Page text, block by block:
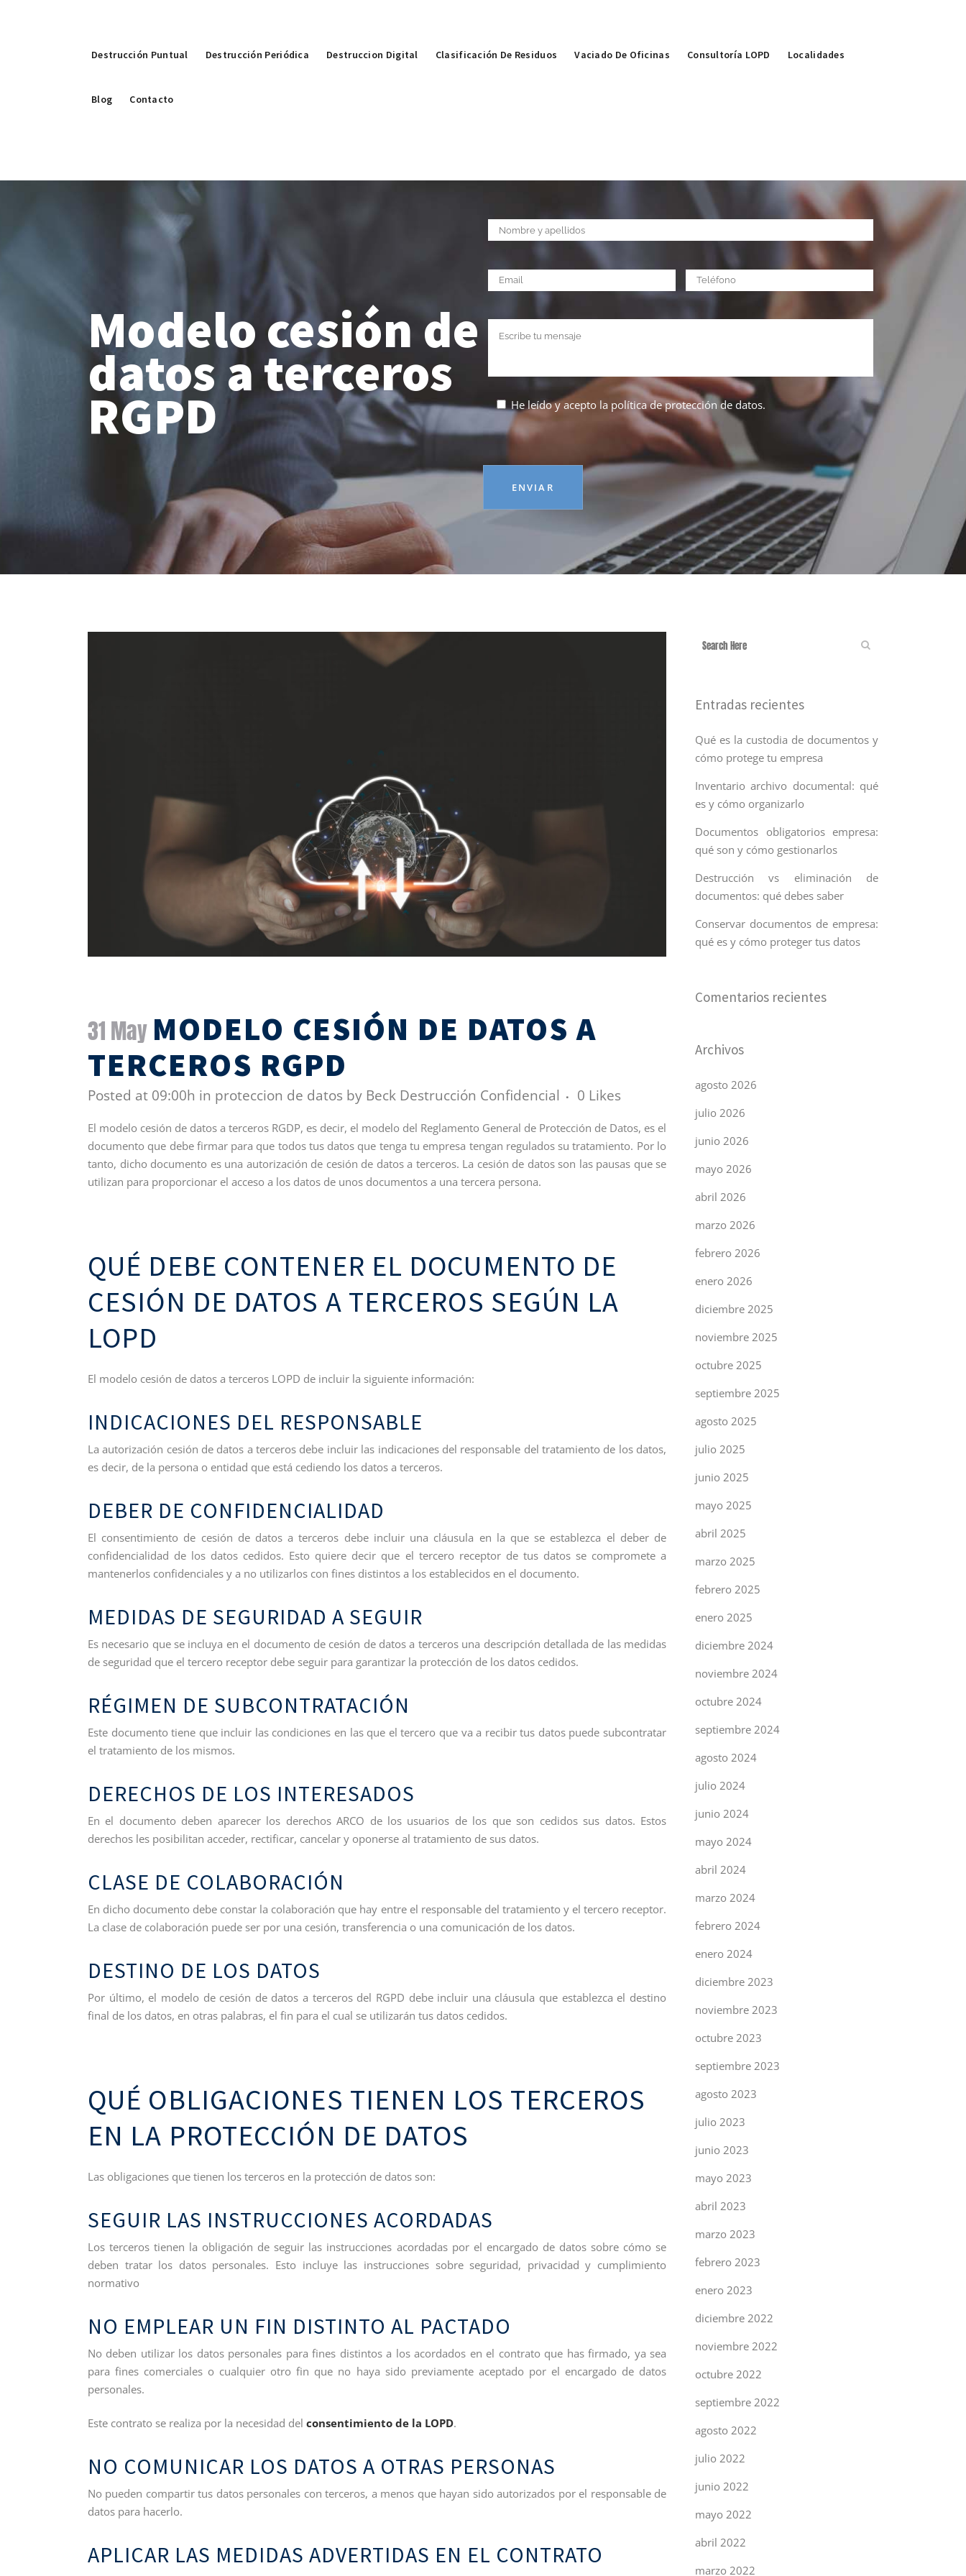
Destrucción Puntual Destrucción Periódica Destruccion Digital Clasificación De Residuos Vaciado De Oficinas Consultoría LOPD Localidades
Blog Contacto
Modelo cesión de
datos a terceros
RGPD He leído y acepto la política de protección de datos.
31 May MODELO CESIÓN DE DATOS A
TERCEROS RGPD
Posted at 09:00h in proteccion de datos by Beck Destrucción Confidencial 0 Likes
El modelo cesión de datos a terceros RGDP, es decir, el modelo del Reglamento General de Protección de Datos, es el
documento que debe firmar para que todos tus datos que tenga tu empresa tengan regulados su tratamiento. Por lo
tanto, dicho documento es una autorización de cesión de datos a terceros. La cesión de datos son las pausas que se
utilizan para proporcionar el acceso a los datos de unos documentos a una tercera persona.
QUÉ DEBE CONTENER EL DOCUMENTO DE
CESIÓN DE DATOS A TERCEROS SEGÚN LA
LOPD
El modelo cesión de datos a terceros LOPD de incluir la siguiente información:
INDICACIONES DEL RESPONSABLE
La autorización cesión de datos a terceros debe incluir las indicaciones del responsable del tratamiento de los datos,
es decir, de la persona o entidad que está cediendo los datos a terceros.
DEBER DE CONFIDENCIALIDAD
El consentimiento de cesión de datos a terceros debe incluir una cláusula en la que se establezca el deber de
confidencialidad de los datos cedidos. Esto quiere decir que el tercero receptor de tus datos se compromete a
mantenerlos confidenciales y a no utilizarlos con fines distintos a los establecidos en el documento.
MEDIDAS DE SEGURIDAD A SEGUIR
Es necesario que se incluya en el documento de cesión de datos a terceros una descripción detallada de las medidas
de seguridad que el tercero receptor debe seguir para garantizar la protección de los datos cedidos.
RÉGIMEN DE SUBCONTRATACIÓN
Este documento tiene que incluir las condiciones en las que el tercero que va a recibir tus datos puede subcontratar
el tratamiento de los mismos.
DERECHOS DE LOS INTERESADOS
En el documento deben aparecer los derechos ARCO de los usuarios de los que son cedidos sus datos. Estos
derechos les posibilitan acceder, rectificar, cancelar y oponerse al tratamiento de sus datos.
CLASE DE COLABORACIÓN
En dicho documento debe constar la colaboración que hay entre el responsable del tratamiento y el tercero receptor.
La clase de colaboración puede ser por una cesión, transferencia o una comunicación de los datos.
DESTINO DE LOS DATOS
Por último, el modelo de cesión de datos a terceros del RGPD debe incluir una cláusula que establezca el destino
final de los datos, en otras palabras, el fin para el cual se utilizarán tus datos cedidos.
QUÉ OBLIGACIONES TIENEN LOS TERCEROS
EN LA PROTECCIÓN DE DATOS
Las obligaciones que tienen los terceros en la protección de datos son:
SEGUIR LAS INSTRUCCIONES ACORDADAS
Los terceros tienen la obligación de seguir las instrucciones acordadas por el encargado de datos sobre cómo se
deben tratar los datos personales. Esto incluye las instrucciones sobre seguridad, privacidad y cumplimiento
normativo
NO EMPLEAR UN FIN DISTINTO AL PACTADO
No deben utilizar los datos personales para fines distintos a los acordados en el contrato que has firmado, ya sea
para fines comerciales o cualquier otro fin que no haya sido previamente aceptado por el encargado de datos
personales.
Este contrato se realiza por la necesidad del consentimiento de la LOPD.
NO COMUNICAR LOS DATOS A OTRAS PERSONAS
No pueden compartir tus datos personales con terceros, a menos que hayan sido autorizados por el responsable de
datos para hacerlo.
APLICAR LAS MEDIDAS ADVERTIDAS EN EL CONTRATO
Entradas recientes
Qué es la custodia de documentos y
cómo protege tu empresa
Inventario archivo documental: qué
es y cómo organizarlo
Documentos obligatorios empresa:
qué son y cómo gestionarlos
Destrucción vs eliminación de
documentos: qué debes saber
Conservar documentos de empresa:
qué es y cómo proteger tus datos
Comentarios recientes
Archivos
agosto 2026
julio 2026
junio 2026
mayo 2026
abril 2026
marzo 2026
febrero 2026
enero 2026
diciembre 2025
noviembre 2025
octubre 2025
septiembre 2025
agosto 2025
julio 2025
junio 2025
mayo 2025
abril 2025
marzo 2025
febrero 2025
enero 2025
diciembre 2024
noviembre 2024
octubre 2024
septiembre 2024
agosto 2024
julio 2024
junio 2024
mayo 2024
abril 2024
marzo 2024
febrero 2024
enero 2024
diciembre 2023
noviembre 2023
octubre 2023
septiembre 2023
agosto 2023
julio 2023
junio 2023
mayo 2023
abril 2023
marzo 2023
febrero 2023
enero 2023
diciembre 2022
noviembre 2022
octubre 2022
septiembre 2022
agosto 2022
julio 2022
junio 2022
mayo 2022
abril 2022
marzo 2022